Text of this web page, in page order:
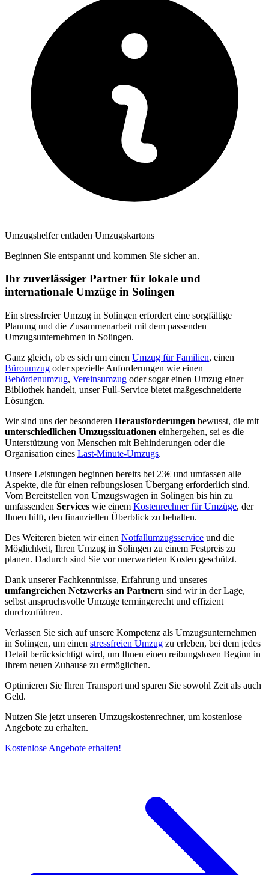
Umzugshelfer entladen Umzugskartons
Beginnen Sie entspannt und kommen Sie sicher an.
Ihr zuverlässiger Partner für lokale und
internationale Umzüge in Solingen
Ein stressfreier Umzug in Solingen erfordert eine sorgfältige
Planung und die Zusammenarbeit mit dem passenden
Umzugsunternehmen in Solingen.
Ganz gleich, ob es sich um einen Umzug für Familien, einen
Büroumzug oder spezielle Anforderungen wie einen
Behördenumzug, Vereinsumzug oder sogar einen Umzug einer
Bibliothek handelt, unser Full-Service bietet maßgeschneiderte
Lösungen.
Wir sind uns der besonderen Herausforderungen bewusst, die mit
unterschiedlichen Umzugssituationen einhergehen, sei es die
Unterstützung von Menschen mit Behinderungen oder die
Organisation eines Last-Minute-Umzugs.
Unsere Leistungen beginnen bereits bei 23€ und umfassen alle
Aspekte, die für einen reibungslosen Übergang erforderlich sind.
Vom Bereitstellen von Umzugswagen in Solingen bis hin zu
umfassenden Services wie einem Kostenrechner für Umzüge, der
Ihnen hilft, den finanziellen Überblick zu behalten.
Des Weiteren bieten wir einen Notfallumzugsservice und die
Möglichkeit, Ihren Umzug in Solingen zu einem Festpreis zu
planen. Dadurch sind Sie vor unerwarteten Kosten geschützt.
Dank unserer Fachkenntnisse, Erfahrung und unseres
umfangreichen Netzwerks an Partnern sind wir in der Lage,
selbst anspruchsvolle Umzüge termingerecht und effizient
durchzuführen.
Verlassen Sie sich auf unsere Kompetenz als Umzugsunternehmen
in Solingen, um einen stressfreien Umzug zu erleben, bei dem jedes
Detail berücksichtigt wird, um Ihnen einen reibungslosen Beginn in
Ihrem neuen Zuhause zu ermöglichen.
Optimieren Sie Ihren Transport und sparen Sie sowohl Zeit als auch
Geld.
Nutzen Sie jetzt unseren Umzugskostenrechner, um kostenlose
Angebote zu erhalten.
Kostenlose Angebote erhalten!